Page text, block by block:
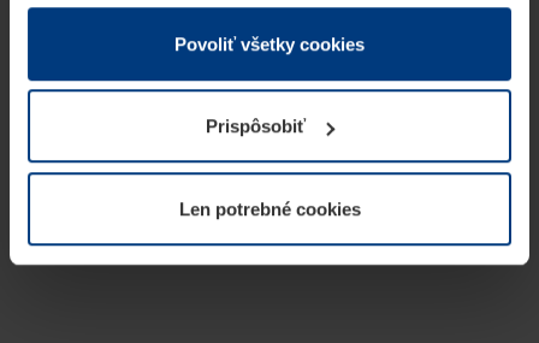
v rámci Vášho využívania služieb.
Z právneho hľadiska môžeme cookies ukladať na Vašom
prevádzku tejto stránky. Pre všetky ostatné typy cookie
potrebujeme Vaše povolenie. Vaše povolenie môžete
kedykoľvek zmeniť alebo odvolať vo vysvetlení cookie
našej webovej stránky.
Povoliť všetky cookies
Prispôsobiť
Len potrebné cookies